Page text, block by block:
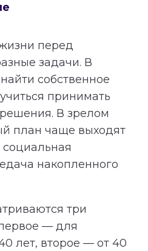
перед
задачи. В
собственное
принимать
В зрелом
план чаще выходят
накопленного
три
— для
лет, второе — от 40